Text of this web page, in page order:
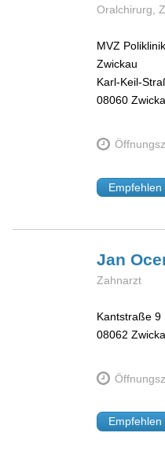
Oralchirurg,
MVZ
Zwickau
Karl-Keil-
08060
Empfehlen
Jan
Zahnarzt
Kantstraße 9
08062
Empfehlen